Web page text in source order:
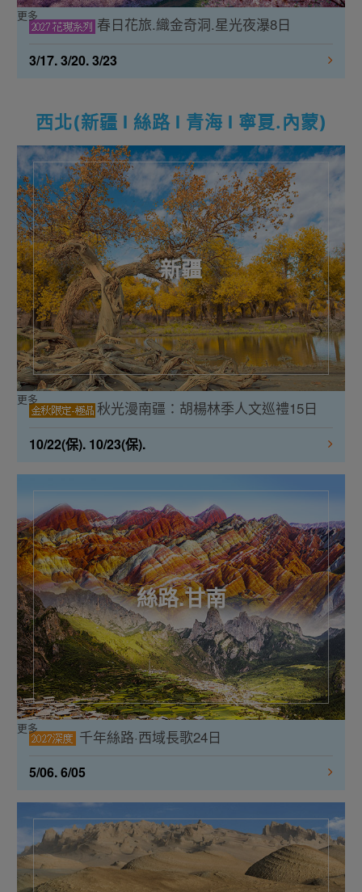
春日花旅.織金奇洞.星光夜瀑8日
3/17. 3/20. 3/23
更多
西北(新疆 l 絲路 l 青海 l 寧夏.內蒙)
新疆
秋光漫南疆：胡楊林季人文巡禮15日
10/22(保). 10/23(保).
更多
絲路.甘南
千年絲路·西域長歌24日
5/06. 6/05
更多